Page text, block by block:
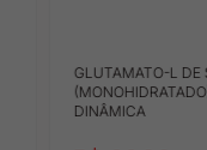
GLUTAMATO-L DE
DINÂMICA